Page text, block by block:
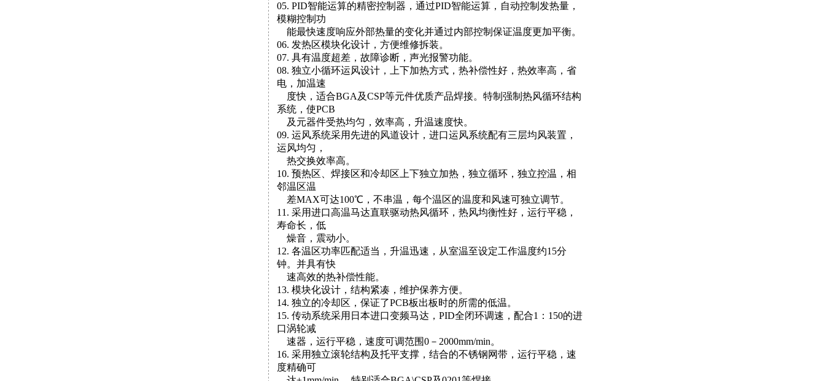
05. PID智能运算的精密控制器，通过PID智能运算，自动控制发热量，
模糊控制功
能最快速度响应外部热量的变化并通过内部控制保证温度更加平衡。
06. 发热区模块化设计，方便维修拆装。
07. 具有温度超差，故障诊断，声光报警功能。
08. 独立小循环运风设计，上下加热方式，热补偿性好，热效率高，省
电，加温速
度快，适合BGA及CSP等元件优质产品焊接。特制强制热风循环结构
系统，使PCB
及元器件受热均匀，效率高，升温速度快。
09. 运风系统采用先进的风道设计，进口运风系统配有三层均风装置，
运风均匀，
热交换效率高。
10. 预热区、焊接区和冷却区上下独立加热，独立循环，独立控温，相
邻温区温
差MAX可达100℃，不串温，每个温区的温度和风速可独立调节。
11. 采用进口高温马达直联驱动热风循环，热风均衡性好，运行平稳，
寿命长，低
燥音，震动小。
12. 各温区功率匹配适当，升温迅速，从室温至设定工作温度约15分
钟。并具有快
速高效的热补偿性能。
13. 模块化设计，结构紧凑，维护保养方便。
14. 独立的冷却区，保证了PCB板出板时的所需的低温。
15. 传动系统采用日本进口变频马达，PID全闭环调速，配合1：150的进
口涡轮减
速器，运行平稳，速度可调范围0－2000mm/min。
16. 采用独立滚轮结构及托平支撑，结合的不锈钢网带，运行平稳，速
度精确可